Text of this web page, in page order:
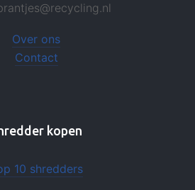
Over ons
Contact
kopen
10 shredders